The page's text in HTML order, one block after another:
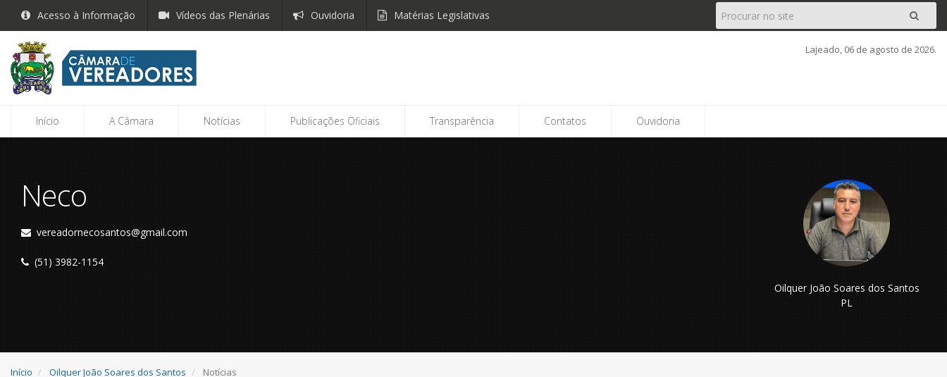
Acesso à Informação Vídeos das Plenárias Ouvidoria Matérias Legislativas Pesquisar
Lajeado, 06 de agosto de 2026.
Início A Câmara Notícias Publicações Oficiais Transparência Contatos Ouvidoria
Neco
vereadornecosantos@gmail.com
(51) 3982-1154
Oilquer João Soares dos Santos
PL
Início Oilquer João Soares dos Santos Notícias